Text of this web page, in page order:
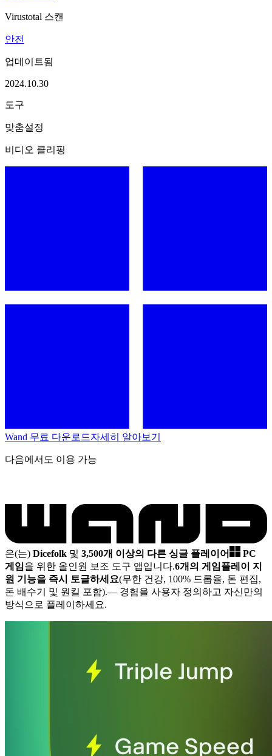
Virustotal 스캔
안전
업데이트됨
2024.10.30
도구
맞춤설정
비디오 클리핑
Wand 무료 다운로드자세히 알아보기
다음에서도 이용 가능
은(는) Dicefolk 및 3,500개 이상의 다른 싱글 플레이어
PC
게임을 위한 올인원 보조 도구 앱입니다.6개의 게임플레이 지
원 기능을 즉시 토글하세요(무한 건강, 100% 드롭율, 돈 편집,
돈 배수기 및 원킬 포함).— 경험을 사용자 정의하고 자신만의
방식으로 플레이하세요.